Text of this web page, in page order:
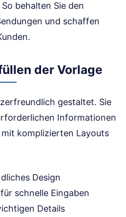
behalten Sie den
und schaffen
der Vorlage
gestaltet. Sie
Informationen
komplizierten Layouts
Design
schnelle Eingaben
Details